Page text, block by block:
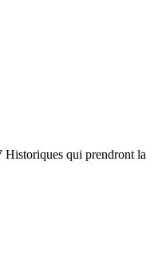
Historiques qui prendront la